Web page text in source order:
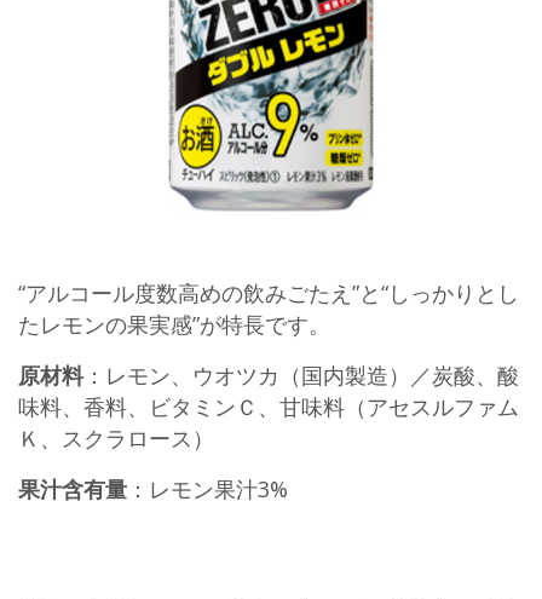
“アルコール度数高めの飲みごたえ”と“しっかりとし
たレモンの果実感”が特長です。
原材料：レモン、ウオツカ（国内製造）／炭酸、酸
味料、香料、ビタミンＣ、甘味料（アセスルファム
Ｋ、スクラロース）
果汁含有量 ：レモン果汁3%